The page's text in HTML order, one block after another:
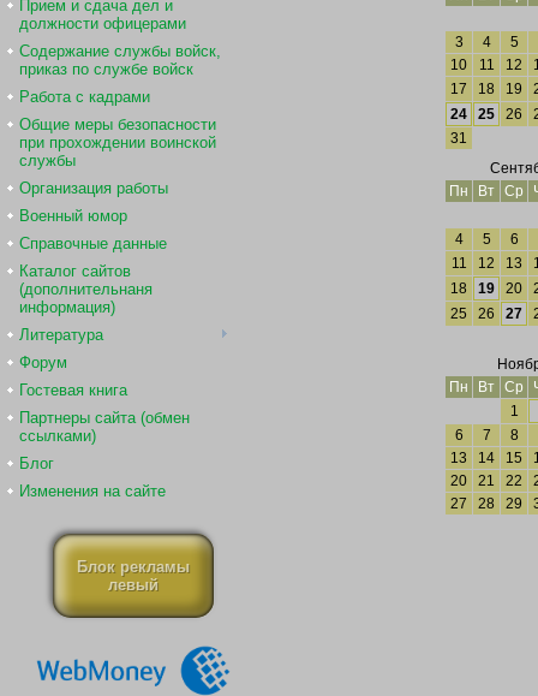
Прием и сдача дел и
должности офицерами
Содержание службы войск,
приказ по службе войск
Работа с кадрами
Общие меры безопасности
при прохождении воинской
службы
Организация работы
Военный юмор
Справочные данные
Каталог сайтов
(дополнительнаня
информация)
Литература
Форум
Гостевая книга
Партнеры сайта (обмен
ссылками)
Блог
Изменения на сайте
Блок рекламы
левый
3 4 5
10
11 12
17
18 19
24
25 26
31
Пн
Вт Ср
4 5 6
11
12 13
18
19 20
25
26 27
Пн
Вт Ср
1
6
7 8
13
14 15
20
21 22
27
28 29